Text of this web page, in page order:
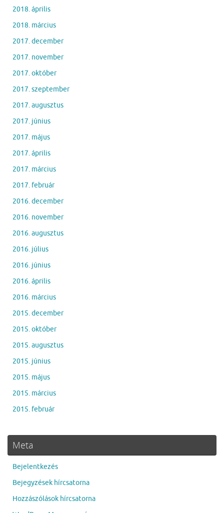
2018. április
2018. március
2017. december
2017. november
2017. október
2017. szeptember
2017. augusztus
2017. június
2017. május
2017. április
2017. március
2017. február
2016. december
2016. november
2016. augusztus
2016. július
2016. június
2016. április
2016. március
2015. december
2015. október
2015. augusztus
2015. június
2015. május
2015. március
2015. február
Meta
Bejelentkezés
Bejegyzések hírcsatorna
Hozzászólások hírcsatorna